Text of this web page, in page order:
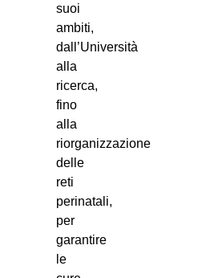
suoi
ambiti,
dall’Università
alla
ricerca,
fino
alla
riorganizzazione
delle
reti
perinatali,
per
garantire
le